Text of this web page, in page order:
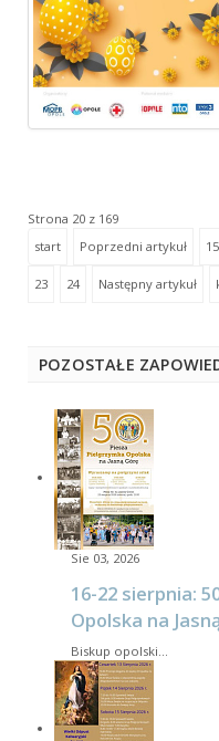
Strona 20 z 169
start
Poprzedni artykuł 15
23 24 Następny artykuł
POZOSTAŁE
Sie 03, 2026
16-22 sierpnia:
Opolska na
Biskup opolski…